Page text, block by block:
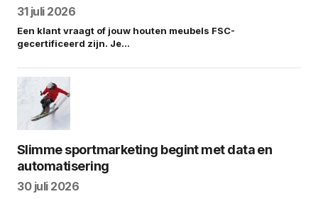
31 juli 2026
Een klant vraagt of jouw houten meubels FSC-
gecertificeerd zijn. Je…
Slimme sportmarketing begint met data en
automatisering
30 juli 2026